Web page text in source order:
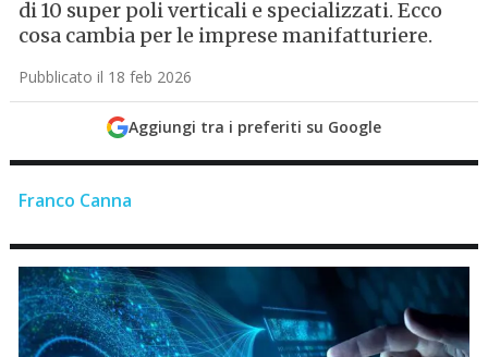
di 10 super poli verticali e specializzati. Ecco
cosa cambia per le imprese manifatturiere.
Pubblicato il 18 feb 2026
Aggiungi tra i preferiti su Google
Franco Canna